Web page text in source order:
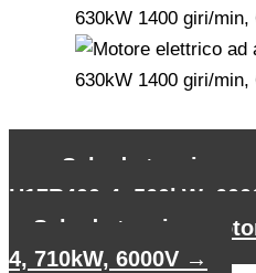
Scheda tecnica
H17R400-4, 560kW,
Scheda tecnica
4, 710kW, 6000V →